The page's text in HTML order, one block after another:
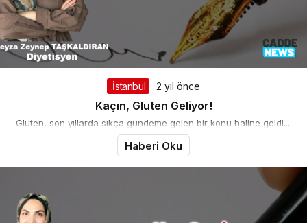
.İstanbul 2 yıl önce
Kaçın, Gluten Geliyor!
Gluten, son yıllarda sıkça gündeme gelen bir konu haline geldi....
Haberi Oku